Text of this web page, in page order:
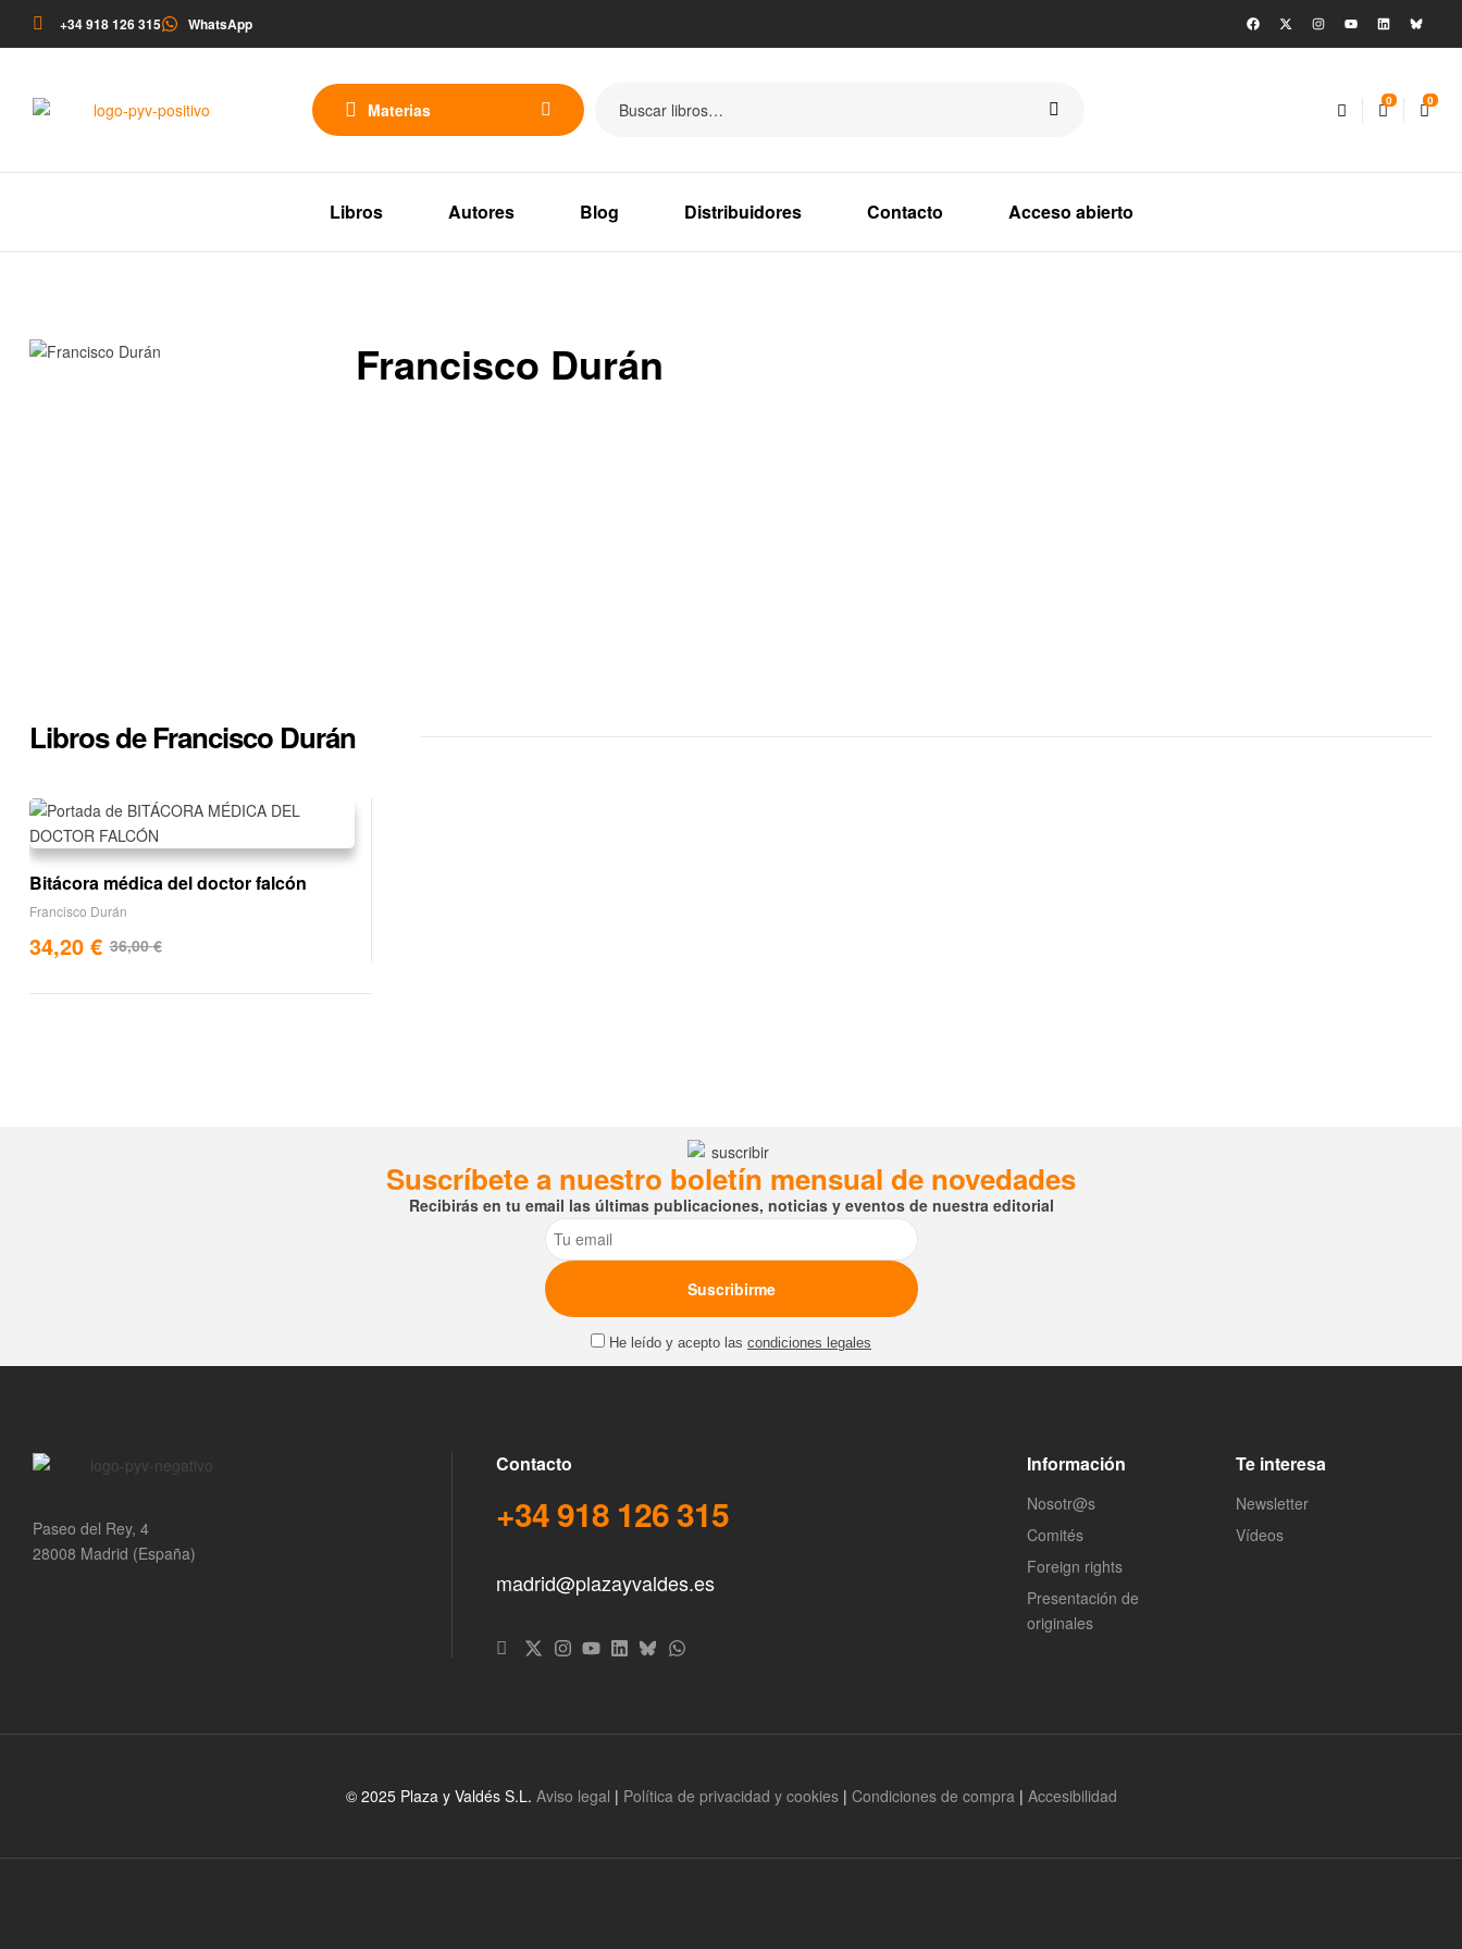
+34 918 126 315 WhatsApp
Materias 0 0
Libros Autores Blog Distribuidores Contacto Acceso abierto
Francisco Durán
Libros de Francisco Durán
Bitácora médica del doctor falcón
Francisco Durán
36,00€
34,20 €
Suscríbete a nuestro boletín mensual de novedades
Recibirás en tu email las últimas publicaciones, noticias y eventos de nuestra editorial
Email
He leído y acepto las condiciones legales
Paseo del Rey, 4
28008 Madrid (España)
Contacto
+34 918 126 315
madrid@plazayvaldes.es
Información
Nosotr@s
Comités
Foreign rights
Presentación de
originales
Te interesa
Newsletter
Vídeos
© 2025 Plaza y Valdés S.L. Aviso legal | Política de privacidad y cookies| Condiciones de compra| Accesibilidad